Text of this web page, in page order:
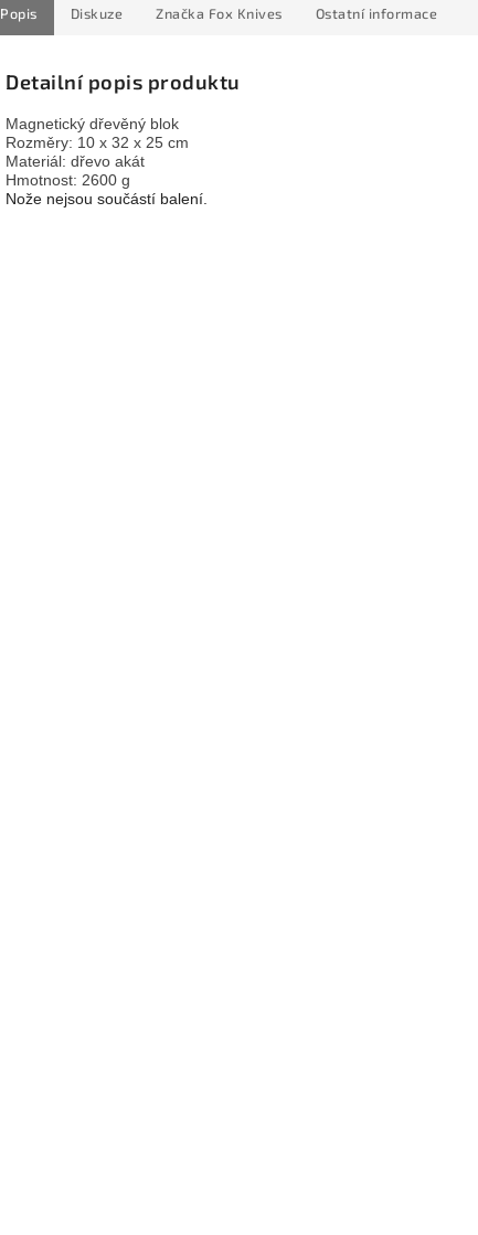
Popis Diskuze Značka Fox Knives Ostatní informace
Detailní popis produktu
Magnetický dřevěný blok
Rozměry: 10 x 32 x 25 cm
Materiál: dřevo akát
Hmotnost: 2600 g
Nože nejsou součástí balení.